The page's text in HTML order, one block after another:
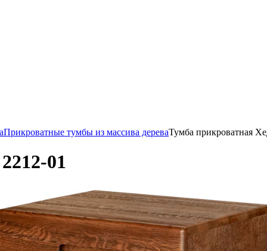
Прикроватные тумбы из массива дереваТумба прикроватная
01